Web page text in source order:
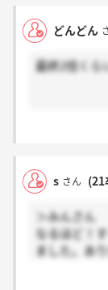
どんどん
最終2倍くら
s さん (21
＞みんさん
なるほど！
ました。あ